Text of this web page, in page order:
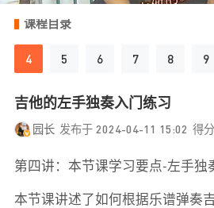
课程目录
4 5 6 7 8 9
吉他的左手独奏入门练习
园长 发布于 2024-04-11 15:02 得分
第四讲：本节课学习要点-左手独
本节课讲述了如何根据乐谱弹奏